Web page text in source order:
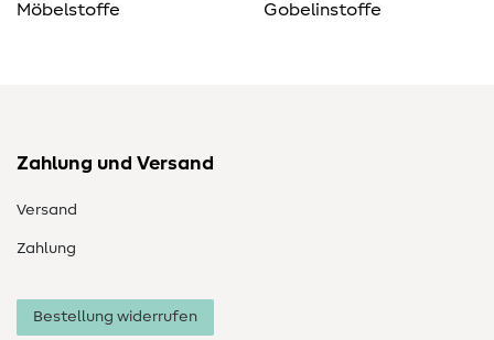
Möbelstoffe
Gobelinstoffe
Zahlung und Versand
Versand
Zahlung
Bestellung widerrufen